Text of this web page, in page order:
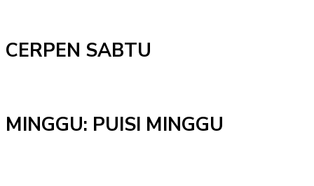
CERPEN SABTU
MINGGU: PUISI MINGGU